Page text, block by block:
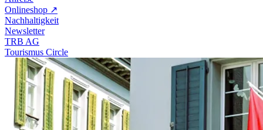
Onlineshop ↗
Nachhaltigkeit
Newsletter
TRB AG
Tourismus Circle